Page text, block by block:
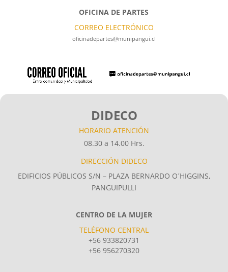
OFICINA DE PARTES
CORREO ELECTRÓNICO
oficinadepartes@munipangui.cl
DIDECO
HORARIO ATENCIÓN
08.30 a 14.00 Hrs.
DIRECCIÓN DIDECO
EDIFICIOS PÚBLICOS S/N – PLAZA BERNARDO O´HIGGINS,
PANGUIPULLI
CENTRO DE LA MUJER
TELÉFONO CENTRAL
+56 933820731
+56 956270320